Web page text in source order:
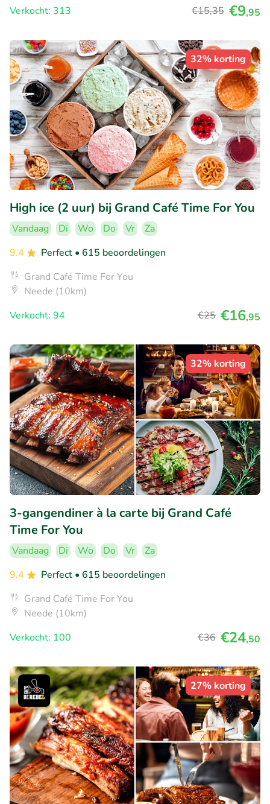
Verkocht: 313
€15,35 €9,95
32% korting
High ice (2 uur) bij Grand Café Time For You
Vandaag Di Wo Do Vr
Za
9.4
Perfect • 615 beoordelingen
Grand Café Time For You
Neede (10km)
Verkocht: 94
€25 €16,95
32% korting
3-gangendiner à la carte bij Grand Café
Time For You
Vandaag Di Wo Do Vr
Za
9.4
Perfect • 615 beoordelingen
Grand Café Time For You
Neede (10km)
Verkocht: 100
€36 €24,50
27% korting